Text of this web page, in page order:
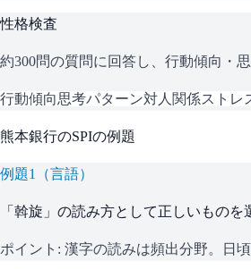
性格検査
約300問の質問に回答し、行動傾向・
行動傾向思考パターン対人関係ストレ
熊本銀行のSPIの例題
例題1 （言語）
「斡旋」の読み方として正しいものを
ポイント: 漢字の読みは頻出分野。日